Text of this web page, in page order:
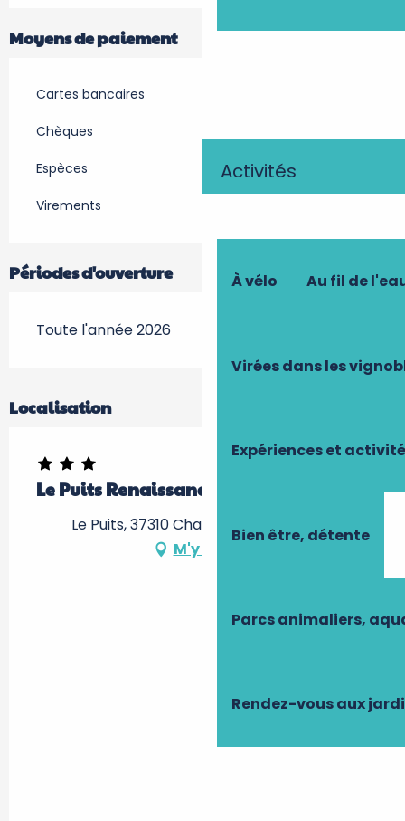
Activités
À vélo Au fil de
Virées dans les
Expériences et
Bien être, détente
Parcs animaliers,
Rendez-vous aux
Moyens de paiement
Cartes bancaires
Chèques
Espèces
Virements
Périodes d'ouverture
Toute l'année 2026
Localisation
Le Puits Renaissance - Le Cygne
Le Puits, 37310 Chambourg-sur-Indre
M'y rendre